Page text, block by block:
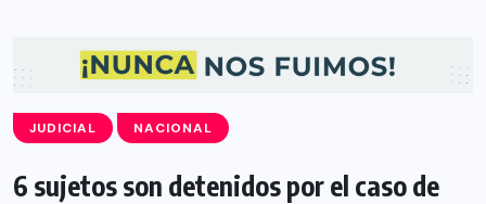
JUDICIAL NACIONAL
6 sujetos son detenidos por el caso de